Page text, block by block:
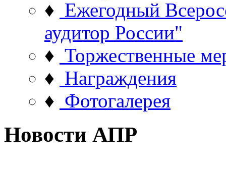
♦ Ежегодный
аудитор России"
♦ Торжественные
♦ Награждения
♦ Фотогалерея
Новости АПР